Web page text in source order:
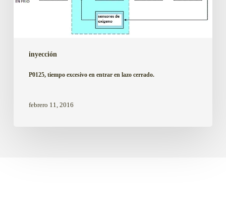
inyección
P0125, tiempo excesivo en entrar en lazo cerrado.
febrero 11, 2016